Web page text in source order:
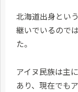
北海道出身とい
継いでいるので
た。
アイヌ民族は主
あり、現在でも